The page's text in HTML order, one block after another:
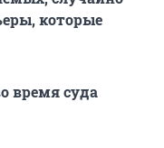
которые
время суда